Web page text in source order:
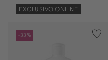
EXCLUSIVO ONLINE
-33%